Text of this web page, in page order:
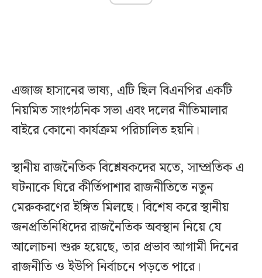
এজাজ হাসানের ভাষ্য, এটি ছিল বিএনপির একটি
নিয়মিত সাংগঠনিক সভা এবং দলের নীতিমালার
বাইরে কোনো কার্যক্রম পরিচালিত হয়নি।
স্থানীয় রাজনৈতিক বিশ্লেষকদের মতে, সাম্প্রতিক এ
ঘটনাকে ঘিরে কীর্তিপাশার রাজনীতিতে নতুন
মেরুকরণের ইঙ্গিত মিলছে। বিশেষ করে স্থানীয়
জনপ্রতিনিধিদের রাজনৈতিক অবস্থান নিয়ে যে
আলোচনা শুরু হয়েছে, তার প্রভাব আগামী দিনের
রাজনীতি ও ইউপি নির্বাচনে পড়তে পারে।